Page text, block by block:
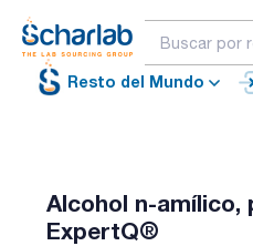
Resto del Mundo
Alcohol n-amílico,
ExpertQ®